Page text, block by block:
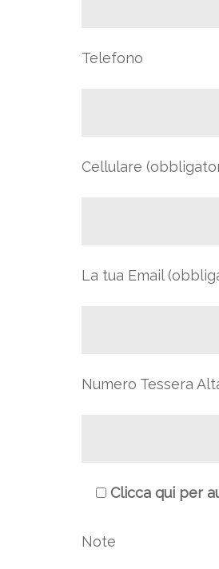
Telefono
Cellulare
La tua Email
Numero Tessera
Clicca qui per
Note